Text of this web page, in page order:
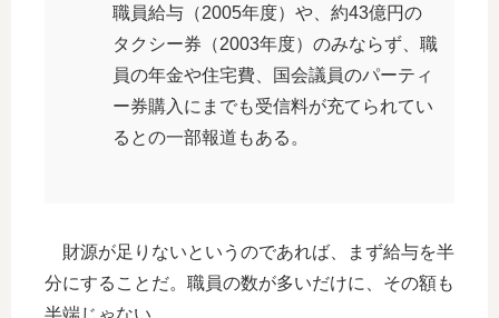
職員給与（2005年度）や、約43億円の
タクシー券（2003年度）のみならず、職
員の年金や住宅費、国会議員のパーティ
ー券購入にまでも受信料が充てられてい
るとの一部報道もある。
財源が足りないというのであれば、まず給与を半
分にすることだ。職員の数が多いだけに、その額も
半端じゃない。